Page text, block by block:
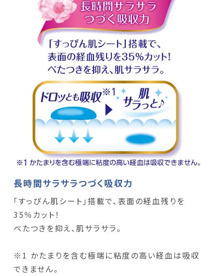
長時間サラサラつづく吸収力
「すっぴん肌シート」搭載で、表面の経血残りを
35％カット！
べたつきを抑え、肌サラサラ。
※1 かたまりを含む極端に粘度の高い経血は吸収
できません。